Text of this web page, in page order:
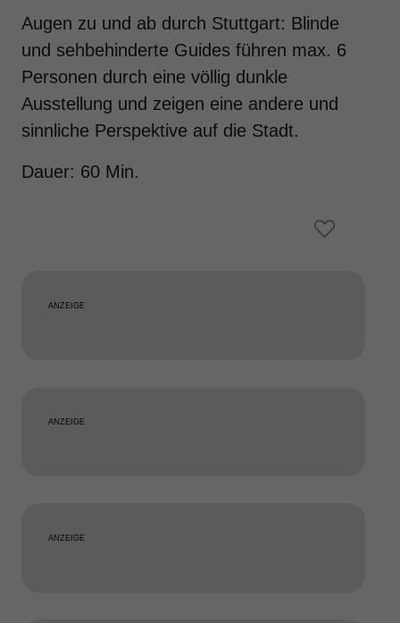
Augen zu und ab durch Stuttgart: Blinde
und sehbehinderte Guides führen max. 6
Personen durch eine völlig dunkle
Ausstellung und zeigen eine andere und
sinnliche Perspektive auf die Stadt.
Dauer: 60 Min.
ANZEIGE
ANZEIGE
ANZEIGE